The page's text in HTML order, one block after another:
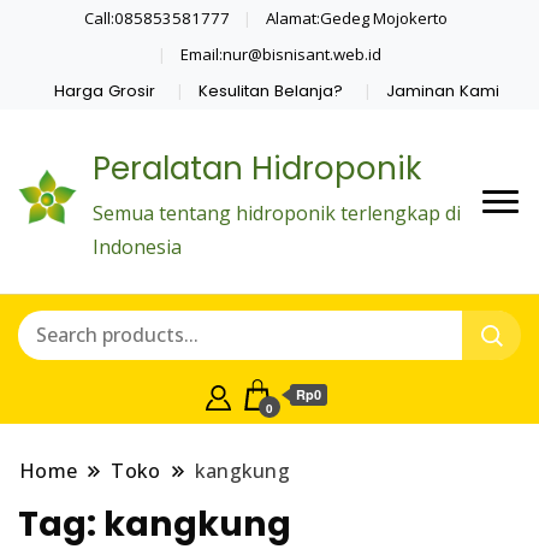
Call:085853581777
Alamat:Gedeg Mojokerto
Email:nur@bisnisant.web.id
Harga Grosir Kesulitan Belanja? Jaminan Kami
Peralatan Hidroponik
Semua tentang hidroponik terlengkap di
Indonesia
0
Rp0
Home Toko kangkung
Tag: kangkung